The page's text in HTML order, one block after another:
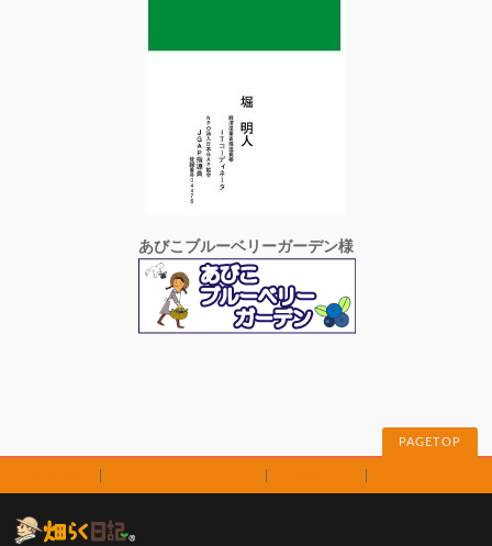
あびこブルーベリーガーデン様
PAGETOP